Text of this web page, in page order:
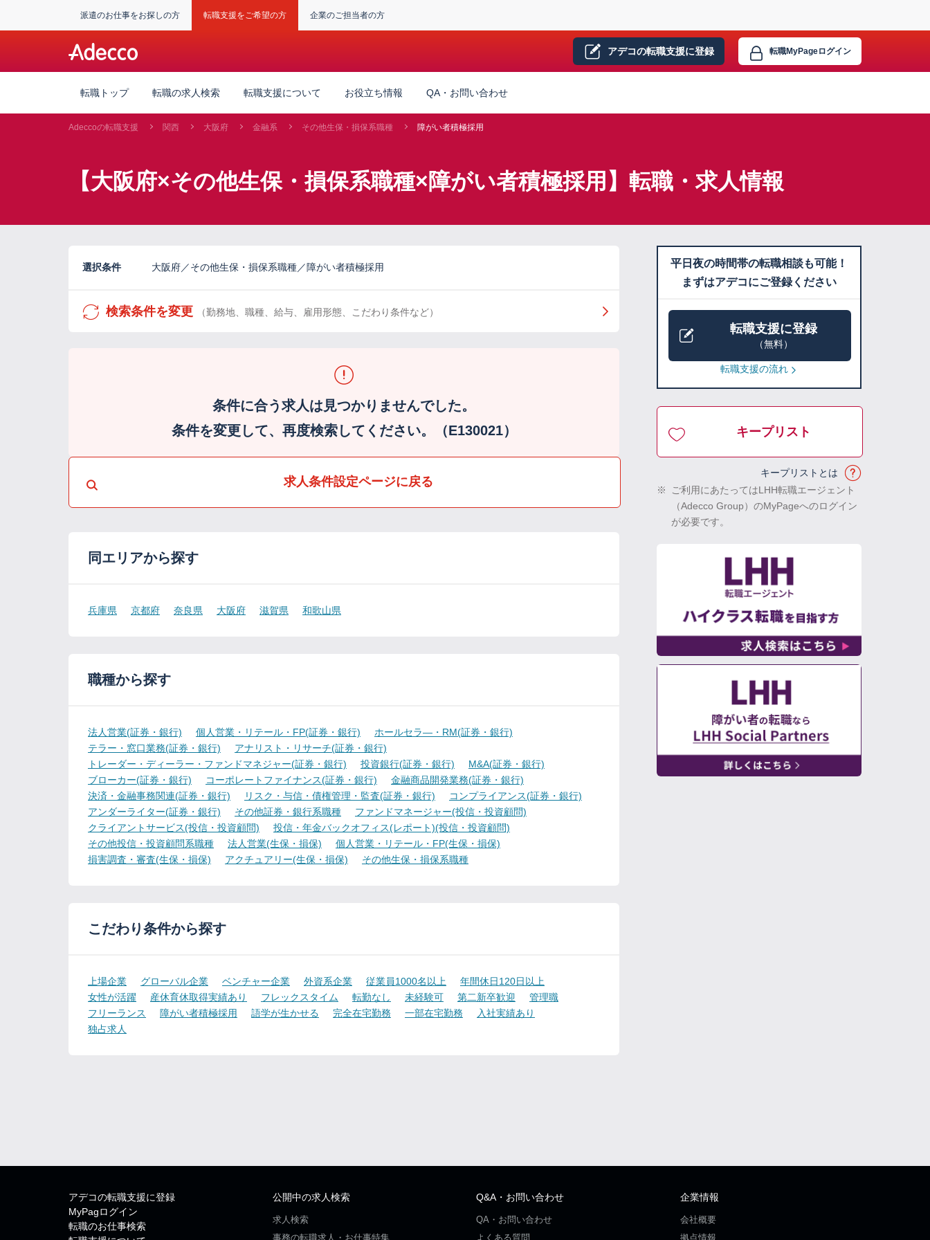
派遣のお仕事をお探しの方 転職支援をご希望の方 企業のご担当者の方
アデコの転職支援に登録 転職MyPageログイン
転職トップ 転職の求人検索 転職支援について お役立ち情報 QA・お問い合わせ
Adeccoの転職支援 関西 大阪府 金融系 その他生保・損保系職種 障がい者積極採用
【大阪府×その他生保・損保系職種×障がい者積極採用】転職・求人情報
選択条件 大阪府／その他生保・損保系職種／障がい者積極採用
検索条件を変更 （勤務地、職種、給与、雇用形態、こだわり条件など）
条件に合う求人は見つかりませんでした。
条件を変更して、再度検索してください。（E130021）
求人条件設定ページに戻る
同エリアから探す
兵庫県 京都府 奈良県 大阪府 滋賀県 和歌山県
職種から探す
法人営業(証券・銀行) 個人営業・リテール・FP(証券・銀行)
ホールセラ―・RM(証券・銀行)
テラー・窓口業務(証券・銀行)
アナリスト・リサーチ(証券・銀行)
トレーダー・ディーラー・ファンドマネジャー(証券・銀行)
投資銀行(証券・銀行)
M&A(証券・銀行)
ブローカー(証券・銀行)
コーポレートファイナンス(証券・銀行)
金融商品開発業務(証券・銀行)
決済・金融事務関連(証券・銀行)
リスク・与信・債権管理・監査(証券・銀行)
コンプライアンス(証券・銀行)
アンダーライター(証券・銀行)
その他証券・銀行系職種
ファンドマネージャー(投信・投資顧問)
クライアントサービス(投信・投資顧問)
投信・年金バックオフィス(レポート)(投信・投資顧問)
その他投信・投資顧問系職種
法人営業(生保・損保)
個人営業・リテール・FP(生保・損保)
損害調査・審査(生保・損保)
アクチュアリー(生保・損保) その他生保・損保系職種
こだわり条件から探す
上場企業 グローバル企業 ベンチャー企業 外資系企業 従業員1000名以上
年間休日120日以上
女性が活躍
産休育休取得実績あり フレックスタイム 転勤なし 未経験可 第二新卒歓迎
管理職
フリーランス
障がい者積極採用 語学が生かせる 完全在宅勤務 一部在宅勤務
入社実績あり
独占求人
平日夜の時間帯の転職相談も可能！
まずはアデコにご登録ください
転職支援に登録
（無料）
転職支援の流れ
キープリスト
キープリストとは
※
ご利用にあたってはLHH転職エージェント
（Adecco Group）のMyPageへのログイン
が必要です。
アデコの転職支援に登録
MyPagログイン
転職のお仕事検索
公開中の求人検索
求人検索
事務の転職求人・お仕事特集
Q&A・お問い合わせ
QA・お問い合わせ
よくある質問
企業情報
会社概要
拠点情報